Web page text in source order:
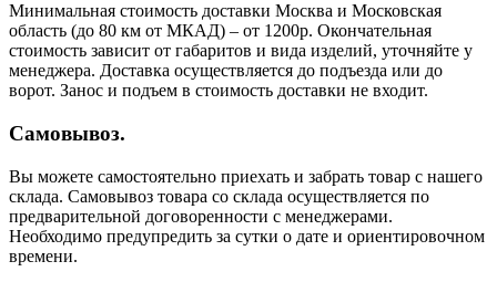
Минимальная стоимость доставки Москва и Московская
область (до 80 км от МКАД) – от 1200р. Окончательная
стоимость зависит от габаритов и вида изделий, уточняйте у
менеджера. Доставка осуществляется до подъезда или до
ворот. Занос и подъем в стоимость доставки не входит.
Самовывоз.
Вы можете самостоятельно приехать и забрать товар с нашего
склада. Самовывоз товара со склада осуществляется по
предварительной договоренности с менеджерами.
Необходимо предупредить за сутки о дате и ориентировочном
времени.